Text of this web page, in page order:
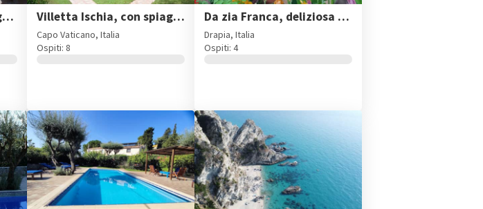
Villetta Capri, con spiaggia privata a Capo Vaticano Villetta Ischia, con spiaggia privata a Capo Vaticano
Capo Vaticano, Italia
Ospiti: 8
Da zia Franca, deliziosa casetta a due passi da Tropea
Drapia, Italia
Ospiti: 4